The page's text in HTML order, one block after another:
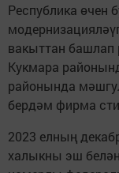
Республика өчен
вакыттан башлап
Кукмара
районында
бердәм фирма
2023 елның
халыкны эш